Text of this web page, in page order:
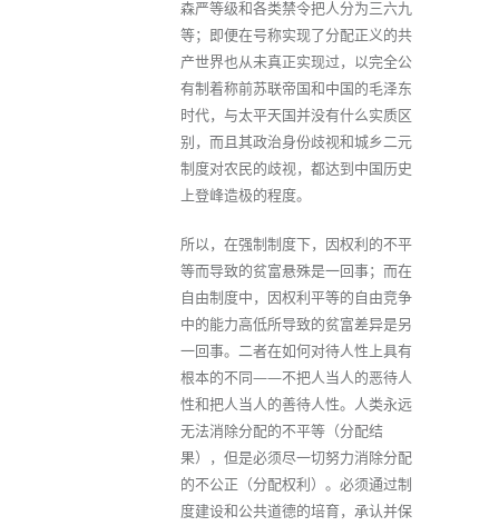
森严等级和各类禁令把人分为三六九
等；即便在号称实现了分配正义的共
产世界也从未真正实现过，以完全公
有制着称前苏联帝国和中国的毛泽东
时代，与太平天国并没有什么实质区
别，而且其政治身份歧视和城乡二元
制度对农民的歧视，都达到中国历史
上登峰造极的程度。
所以，在强制制度下，因权利的不平
等而导致的贫富悬殊是一回事；而在
自由制度中，因权利平等的自由竞争
中的能力高低所导致的贫富差异是另
一回事。二者在如何对待人性上具有
根本的不同——不把人当人的恶待人
性和把人当人的善待人性。人类永远
无法消除分配的不平等（分配结
果），但是必须尽一切努力消除分配
的不公正（分配权利）。必须通过制
度建设和公共道德的培育，承认并保